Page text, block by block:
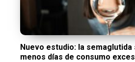
Nuevo estudio: la
menos días de consumo